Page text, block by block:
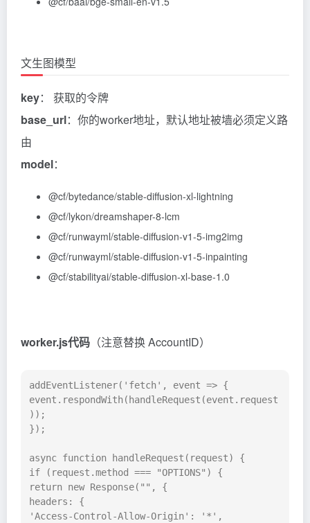
文生图模型
key： 获取的令牌
base_url：你的worker地址，默认地址被墙必须定义路
由
model：
@cf/bytedance/stable-diffusion-xl-lightning
@cf/lykon/dreamshaper-8-lcm
@cf/runwayml/stable-diffusion-v1-5-img2img
@cf/runwayml/stable-diffusion-v1-5-inpainting
@cf/stabilityai/stable-diffusion-xl-base-1.0
worker.js代码 （注意替换 AccountID）
addEventListener('fetch', event => {
event.respondWith(handleRequest(event.request
));
});
async function handleRequest(request) {
if (request.method === "OPTIONS") {
return new Response("", {
headers: {
'Access-Control-Allow-Origin': '*',